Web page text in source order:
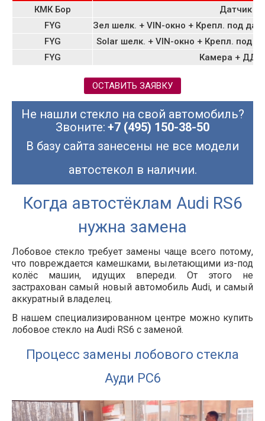
КМК Бор
Датчик
FYG
Зел шелк. + VIN-окно + Крепл. под
FYG
Solar шелк. + VIN-окно + Крепл. под
FYG
Камера + ДД
ОСТАВИТЬ ЗАЯВКУ
Не нашли стекло на свой автомобиль?
Звоните: +7 (495) 150-38-50
В базу сайта занесены не все модели
автостекол в наличии.
Когда автостёклам Audi RS6
нужна замена
Лобовое стекло требует замены чаще всего потому,
что повреждается камешками, вылетающими из-под
колёс машин, идущих впереди. От этого не
застрахован самый новый автомобиль Audi, и самый
аккуратный владелец.
В нашем специализированном центре можно купить
лобовое стекло на Audi RS6 с заменой.
Процесс замены лобового стекла
Ауди РС6